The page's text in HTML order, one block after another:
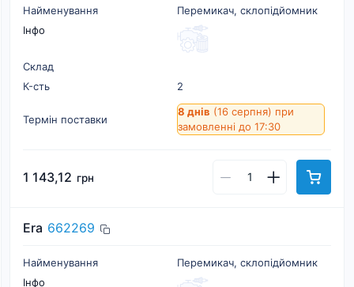
Найменування
Перемикач, склопідйомник
Інфо
Склад
К-cть
2
Термін поставки
8 днів (16 серпня) при
замовленні до 17:30
1 143,12 грн
Era 662269
Найменування
Перемикач, склопідйомник
Інфо